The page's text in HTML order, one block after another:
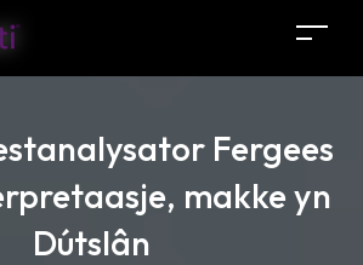
Fergees
makke yn
Dútslân